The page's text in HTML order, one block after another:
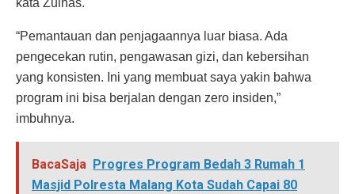
kata Zulhas.
“Pemantauan dan penjagaannya luar biasa. Ada
pengecekan rutin, pengawasan gizi, dan kebersihan
yang konsisten. Ini yang membuat saya yakin bahwa
program ini bisa berjalan dengan zero insiden,”
imbuhnya.
BacaSaja Progres Program Bedah 3 Rumah 1
Masjid Polresta Malang Kota Sudah Capai 80